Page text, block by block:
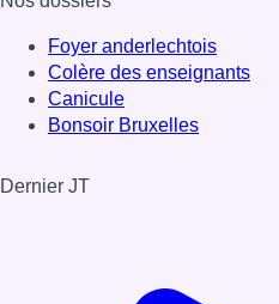
Foyer anderlechtois
Colère des enseignants
Canicule
Bonsoir Bruxelles
Dernier JT